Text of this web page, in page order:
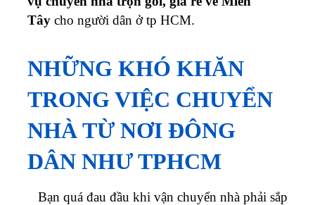
Tây cho người dân ở tp HCM.
NHỮNG KHÓ KHĂN
TRONG VIỆC CHUYỂN
NHÀ TỪ NƠI ĐÔNG
DÂN NHƯ TPHCM
Bạn quá đau đầu khi vận chuyển nhà phải sắp